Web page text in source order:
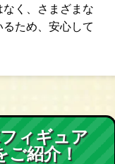
く、さまざまな
ため、安心して
ィギュア
ご紹介！